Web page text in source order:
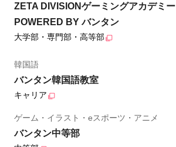
ZETA DIVISIONゲーミングアカデミー
POWERED BY バンタン
大学部・専門部・高等部
韓国語
バンタン韓国語教室
キャリア
ゲーム・イラスト・eスポーツ・アニメ
バンタン中等部